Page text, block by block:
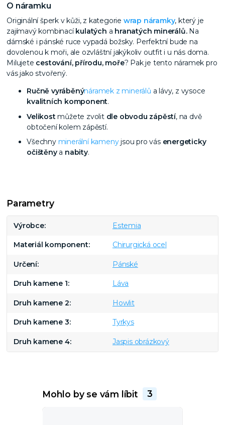
O náramku
Originální šperk v kůži, z kategorie wrap náramky, který je
zajímavý kombinacíkulatých a hranatých minerálů. Na
dámské i pánské ruce vypadá božsky. Perfektní bude na
dovolenou k moři, ale ozvláštní jakýkoliv outfit i u nás doma.
Milujete cestování, přírodu, moře? Pak je tento náramek pro
vás jako stvořený.
Ručně vyráběnýnáramek z minerálů a lávy, z vysoce
kvalitních komponent.
Velikost můžete zvolit dle obvodu zápěstí, na dvě
obtočení kolem zápěstí.
Všechny minerální kamenyjsou pro vás energeticky
očištěnya nabity.
Parametry
Výrobce Estemia
Materiál komponent Chirurgická ocel
Určení Pánské
Druh kamene 1 Láva
Druh kamene 2 Howlit
Druh kamene 3 Tyrkys
Druh kamene 4 Jaspis obrázkový
Mohlo by se vám líbit 3